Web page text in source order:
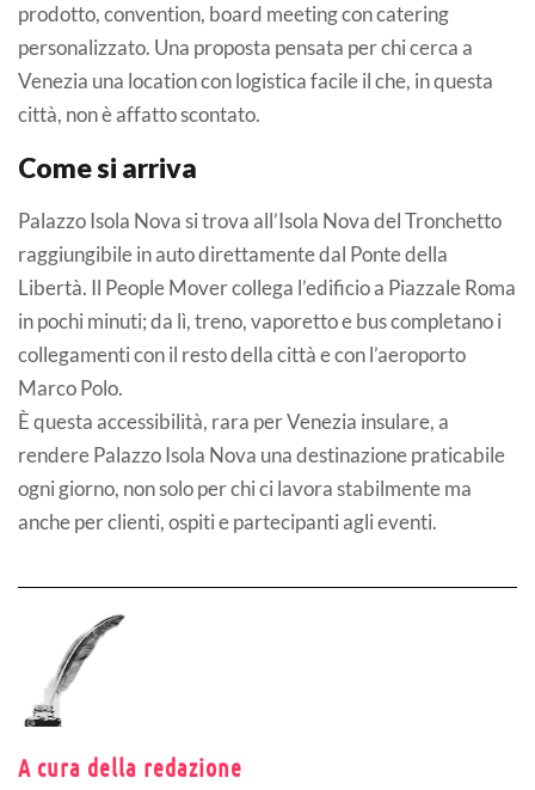
prodotto, convention, board meeting con catering
personalizzato. Una proposta pensata per chi cerca a
Venezia una location con logistica facile il che, in questa
città, non è affatto scontato.
Come si arriva
Palazzo Isola Nova si trova all’Isola Nova del Tronchetto
raggiungibile in auto direttamente dal Ponte della
Libertà. Il People Mover collega l’edificio a Piazzale Roma
in pochi minuti; da lì, treno, vaporetto e bus completano i
collegamenti con il resto della città e con l’aeroporto
Marco Polo.
È questa accessibilità, rara per Venezia insulare, a
rendere Palazzo Isola Nova una destinazione praticabile
ogni giorno, non solo per chi ci lavora stabilmente ma
anche per clienti, ospiti e partecipanti agli eventi.
A cura della redazione